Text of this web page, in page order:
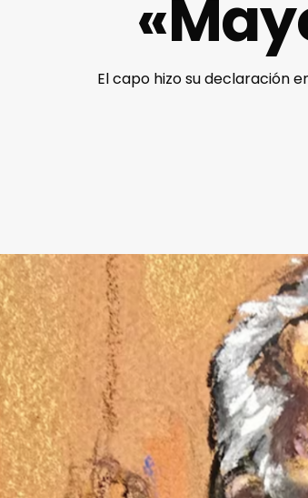
El capo hizo su declaración